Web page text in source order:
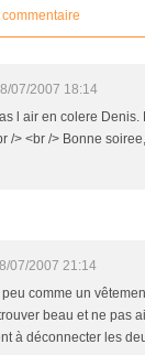
07/2007 18:14
l air en colere
/> <br /> Bonne
07/2007 21:14
comme un
beau et ne pas
à déconnecter les